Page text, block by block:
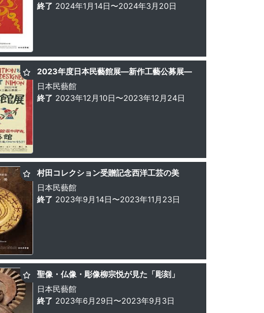
終了 2024年1月14日〜2024年3月20日
2023年度日本民藝館展—新作工藝公募展—
日本民藝館
終了 2023年12月10日〜2023年12月24日
村田コレクション受贈記念西洋工芸の美
日本民藝館
終了 2023年9月14日〜2023年11月23日
聖像・仏像・彫像柳宗悦が見た「彫刻」
日本民藝館
終了 2023年6月29日〜2023年9月3日